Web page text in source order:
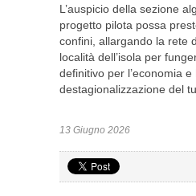
L’auspicio della sezione
progetto pilota possa
confini, allargando la rete
località dell’isola per
definitivo per l’economia e
destagionalizzazione del
13 Giugno 2026